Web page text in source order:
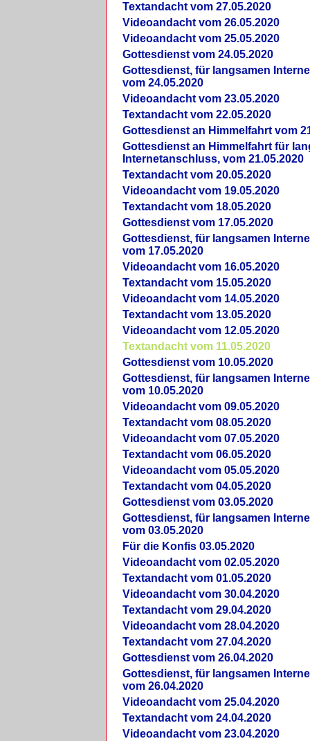
Textandacht vom 27.05.2020
Videoandacht vom 26.05.2020
Videoandacht vom 25.05.2020
Gottesdienst vom 24.05.2020
Gottesdienst, für langsamen
vom 24.05.2020
Videoandacht vom 23.05.2020
Textandacht vom 22.05.2020
Gottesdienst an Himmelfahrt vom
Gottesdienst an Himmelfahrt für
Internetanschluss, vom 21.05.2020
Textandacht vom 20.05.2020
Videoandacht vom 19.05.2020
Textandacht vom 18.05.2020
Gottesdienst vom 17.05.2020
Gottesdienst, für langsamen
vom 17.05.2020
Videoandacht vom 16.05.2020
Textandacht vom 15.05.2020
Videoandacht vom 14.05.2020
Textandacht vom 13.05.2020
Videoandacht vom 12.05.2020
Textandacht vom 11.05.2020
Gottesdienst vom 10.05.2020
Gottesdienst, für langsamen
vom 10.05.2020
Videoandacht vom 09.05.2020
Textandacht vom 08.05.2020
Videoandacht vom 07.05.2020
Textandacht vom 06.05.2020
Videoandacht vom 05.05.2020
Textandacht vom 04.05.2020
Gottesdienst vom 03.05.2020
Gottesdienst, für langsamen
vom 03.05.2020
Für die Konfis 03.05.2020
Videoandacht vom 02.05.2020
Textandacht vom 01.05.2020
Videoandacht vom 30.04.2020
Textandacht vom 29.04.2020
Videoandacht vom 28.04.2020
Textandacht vom 27.04.2020
Gottesdienst vom 26.04.2020
Gottesdienst, für langsamen
vom 26.04.2020
Videoandacht vom 25.04.2020
Textandacht vom 24.04.2020
Videoandacht vom 23.04.2020